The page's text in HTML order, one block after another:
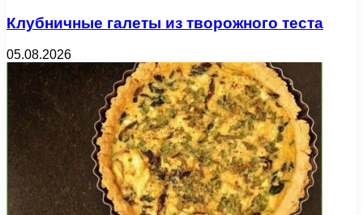
Клубничные галеты из творожного теста
05.08.2026